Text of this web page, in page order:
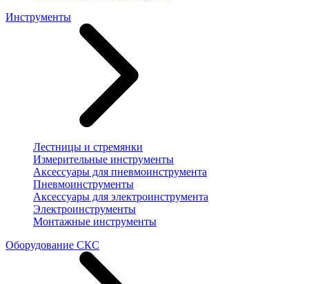
Инструменты
Лестницы и стремянки
Измерительные инструменты
Аксессуары для пневмоинструмента
Пневмоинструменты
Аксессуары для электроинструмента
Электроинструменты
Монтажные инструменты
Оборудование СКС